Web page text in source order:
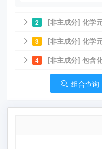
2 [非主成分] 化学
3 [非主成分] 化学
4 [非主成分] 包含
组合查询